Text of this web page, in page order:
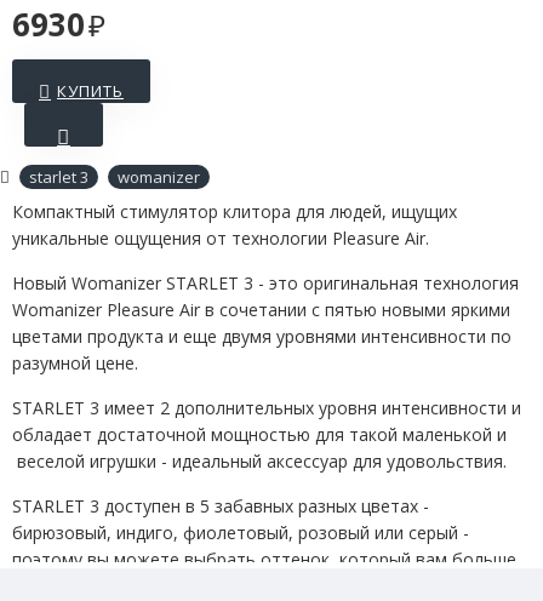
6930
КУПИТЬ
starlet 3 womanizer
Компактный стимулятор клитора для людей, ищущих
уникальные ощущения от технологии Pleasure Air.
Новый Womanizer STARLET 3 - это оригинальная технология
Womanizer Pleasure Air в сочетании с пятью новыми яркими
цветами продукта и еще двумя уровнями интенсивности по
разумной цене.
STARLET 3 имеет 2 дополнительных уровня интенсивности и
обладает достаточной мощностью для такой маленькой и
веселой игрушки - идеальный аксессуар для удовольствия.
STARLET 3 доступен в 5 забавных разных цветах -
бирюзовый, индиго, фиолетовый, розовый или серый -
поэтому вы можете выбрать оттенок, который вам больше